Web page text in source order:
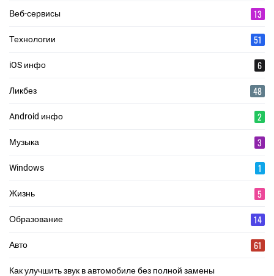
Веб-сервисы 13
Технологии 51
iOS инфо 6
Ликбез 48
Android инфо 2
Музыка 3
Windows 1
Жизнь 5
Образование 14
Авто 61
Как улучшить звук в автомобиле без полной замены